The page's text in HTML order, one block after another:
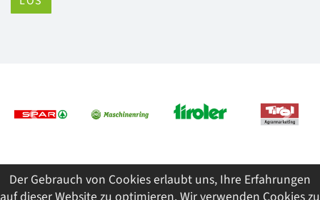
Der Gebrauch von Cookies erlaubt uns, Ihre Erfahrungen
Previous Next
© 2026 Tiroler Jungbauernschaft/Landjugend